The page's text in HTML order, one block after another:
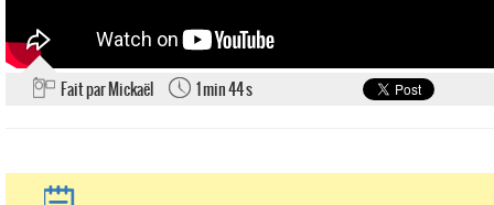
Fait par Mickaël 1 min 44 s